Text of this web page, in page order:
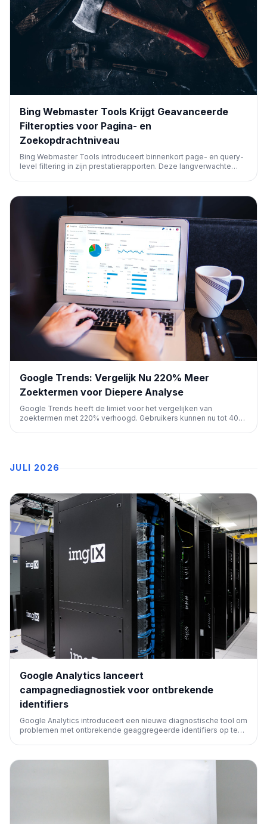
Bing Webmaster Tools Krijgt Geavanceerde
Filteropties voor Pagina- en
Zoekopdrachtniveau
Bing Webmaster Tools introduceert binnenkort page- en query-
level filtering in zijn prestatierapporten. Deze langverwachte
de optimalisatie van websites voor Bing verbetert.
Google Trends: Vergelijk Nu 220% Meer
Zoektermen voor Diepere Analyse
Google Trends heeft de limiet voor het vergelijken van
zoektermen met 220% verhoogd. Gebruikers kunnen nu tot 400
JULI 2026
Google Analytics lanceert
campagnediagnostiek voor ontbrekende
identifiers
Google Analytics introduceert een nieuwe diagnostische tool om
problemen met ontbrekende geaggregeerde identifiers op te
integriteit te waarborgen.